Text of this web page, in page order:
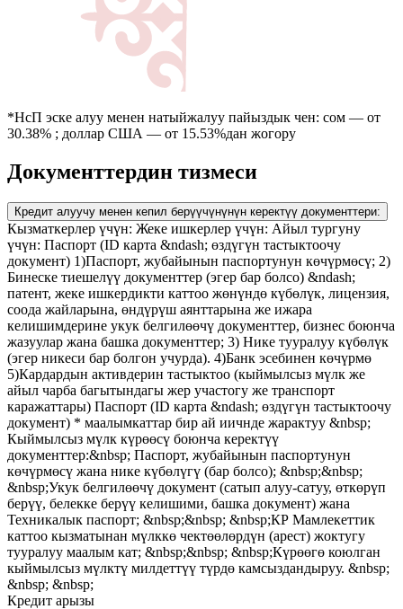
*НсП эске алуу менен натыйжалуу пайыздык чен: сом — от
30.38% ; доллар США — от 15.53%дан жогору
Документтердин тизмеси
Кредит алуучу менен кепил берүүчүнүнүн керектүү документтери:
Кызматкерлер үчүн: Жеке ишкерлер үчүн: Айыл тургуну
үчүн: Паспорт (ID карта &ndash; өздүгүн тастыктоочу
документ) 1)Паспорт, жубайынын паспортунун көчүрмөсү; 2)
Бинеске тиешелүү документтер (эгер бар болсо) &ndash;
патент, жеке ишкердикти каттоо жөнүндө күбөлүк, лицензия,
соода жайларына, өндүрүш аянттарына же ижара
келишимдерине укук белгилөөчү документтер, бизнес боюнча
жазуулар жана башка документтер; 3) Нике тууралуу күбөлүк
(эгер никеси бар болгон учурда). 4)Банк эсебинен көчүрмө
5)Кардардын активдерин тастыктоо (кыймылсыз мүлк же
айыл чарба багытындагы жер участогу же транспорт
каражаттары) Паспорт (ID карта &ndash; өздүгүн тастыктоочу
документ) * маалымкаттар бир ай иичнде жарактуу &nbsp;
Кыймылсыз мүлк күрөөсү боюнча керектүү
документтер:&nbsp; Паспорт, жубайынын паспортунун
көчүрмөсү жана нике күбөлүгү (бар болсо); &nbsp;&nbsp;
&nbsp;Укук белгилөөчү документ (сатып алуу-сатуу, өткөрүп
берүү, белекке берүү келишими, башка документ) жана
Техникалык паспорт; &nbsp;&nbsp; &nbsp;КР Мамлекеттик
каттоо кызматынан мүлккө чектөөлөрдүн (арест) жоктугу
тууралуу маалым кат; &nbsp;&nbsp; &nbsp;Күрөөгө коюлган
кыймылсыз мүлктү милдеттүү түрдө камсыздандыруу. &nbsp;
&nbsp; &nbsp;
Кредит арызы